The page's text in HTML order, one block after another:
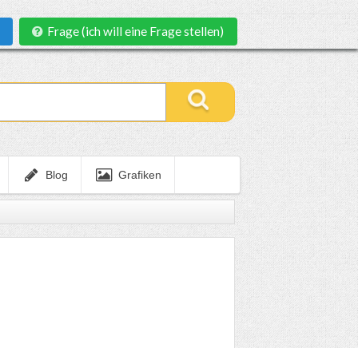
Frage (ich will eine Frage stellen)
Blog Grafiken